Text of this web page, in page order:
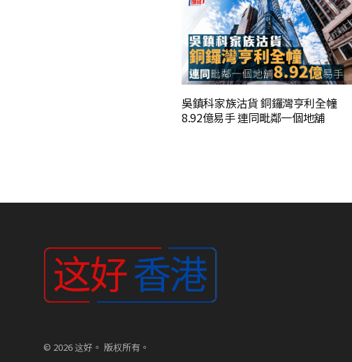
吳鎮科家族沽貨 銅鑼灣亨利全幢
8.92億易手 連同毗鄰一個地舖
© 2026 这好。 版权所有。